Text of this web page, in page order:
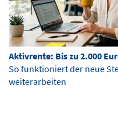
Aktivrente: Bis zu 2.000
So funktioniert der neue
weiterarbeiten